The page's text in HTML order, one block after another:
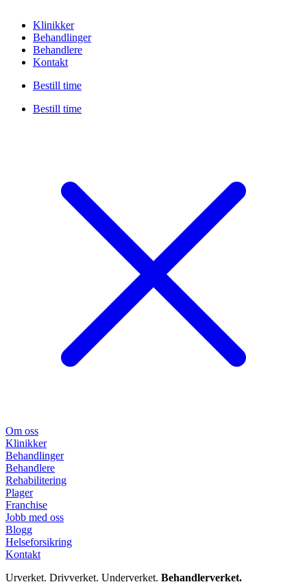
Klinikker
Behandlinger
Behandlere
Kontakt
Bestill time
Bestill time
Om oss
Klinikker
Behandlinger
Behandlere
Rehabilitering
Plager
Franchise
Jobb med oss
Blogg
Helseforsikring
Kontakt
Urverket. Drivverket. Underverket. Behandlerverket.